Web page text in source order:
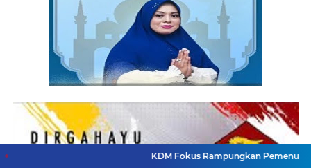
KDM Fokus Rampungkan Pemenuhan Layanan